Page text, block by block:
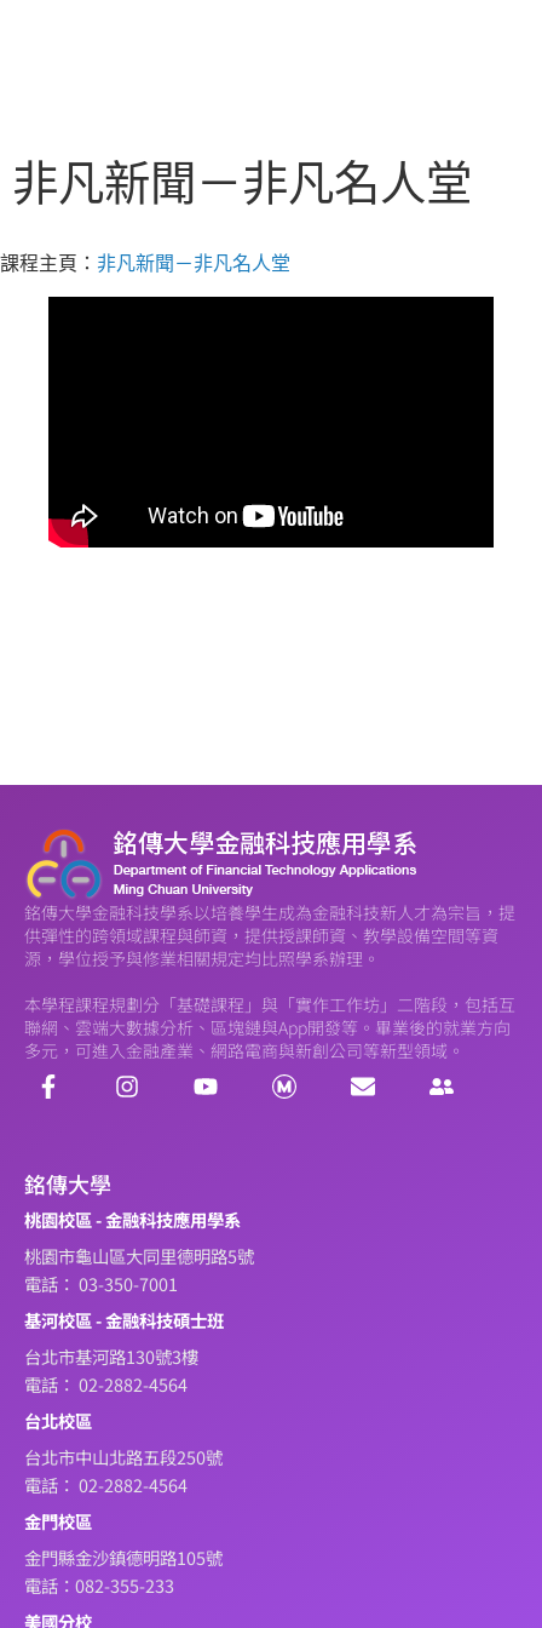
非凡新聞－非凡名人堂
課程主頁： 非凡新聞－非凡名人堂
銘傳大學金融科技學系以培養學生成為金融科技新人才為宗旨，提
供彈性的跨領域課程與師資，提供授課師資、教學設備空間等資
源，學位授予與修業相關規定均比照學系辦理。
本學程課程規劃分「基礎課程」與「實作工作坊」二階段，包括互
聯網、雲端大數據分析、區塊鏈與App開發等。畢業後的就業方向
多元，可進入金融產業、網路電商與新創公司等新型領域。
銘傳大學
桃園校區 - 金融科技應用學系
桃園市龜山區大同里德明路5號
電話： 03-350-7001
基河校區 - 金融科技碩士班
台北市基河路130號3樓
電話： 02-2882-4564
台北校區
台北市中山北路五段250號
電話： 02-2882-4564
金門校區
金門縣金沙鎮德明路105號
電話：082-355-233
美國分校